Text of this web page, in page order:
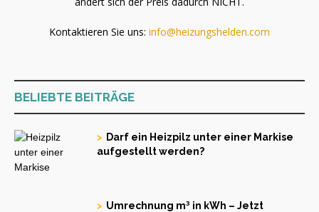
Kontaktieren Sie uns: info@heizungshelden.com
BELIEBTE BEITRÄGE
Darf ein Heizpilz unter einer Markise
aufgestellt werden?
Umrechnung m³ in kWh – Jetzt